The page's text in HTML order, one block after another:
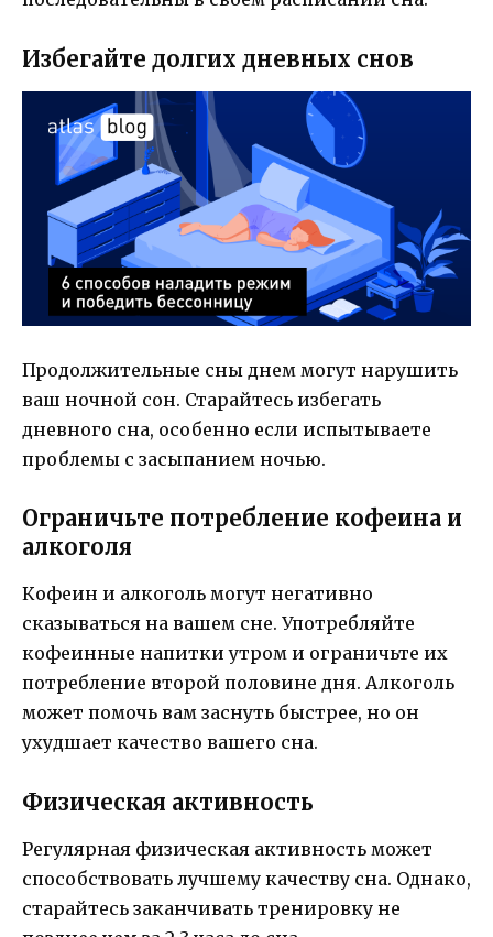
Избегайте долгих дневных снов
Продолжительные сны днем могут нарушить
ваш ночной сон. Старайтесь избегать
дневного сна, особенно если испытываете
проблемы с засыпанием ночью.
Ограничьте потребление кофеина и
алкоголя
Кофеин и алкоголь могут негативно
сказываться на вашем сне. Употребляйте
кофеинные напитки утром и ограничьте их
потребление второй половине дня. Алкоголь
может помочь вам заснуть быстрее, но он
ухудшает качество вашего сна.
Физическая активность
Регулярная физическая активность может
способствовать лучшему качеству сна. Однако,
старайтесь заканчивать тренировку не